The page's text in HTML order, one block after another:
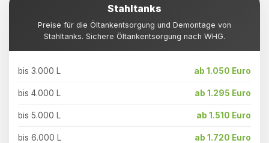
Stahltanks
Preise für die Öltankentsorgung und Demontage von
Stahltanks. Sichere Öltankentsorgung nach WHG.
bis 3.000 L ab 1.050 Euro
bis 4.000 L ab 1.295 Euro
bis 5.000 L ab 1.510 Euro
bis 6.000 L ab 1.720 Euro